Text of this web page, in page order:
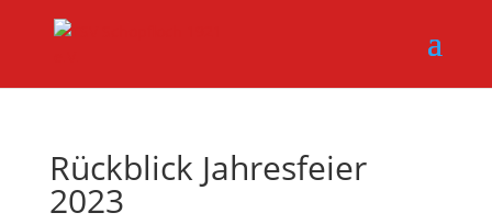
Rückblick Jahresfeier
2023